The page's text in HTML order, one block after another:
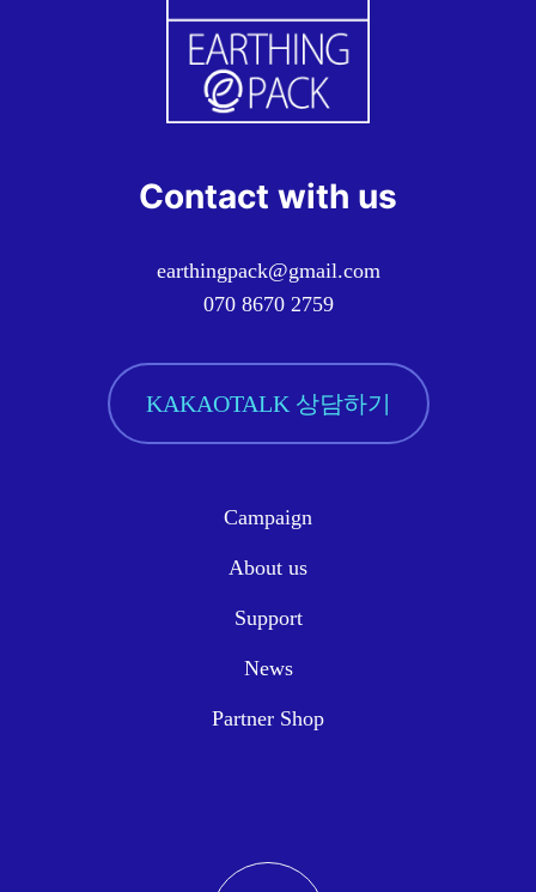
Contact with us
earthingpack@gmail.com
070 8670 2759
KAKAOTALK 상담하기
Campaign
About us
Support
News
Partner Shop